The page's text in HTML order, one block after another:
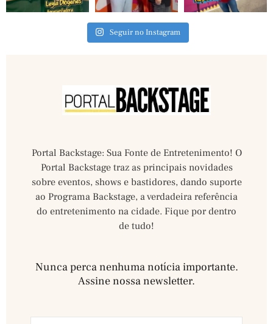
Seguir no Instagram
Portal Backstage: Sua Fonte de Entretenimento! O
Portal Backstage traz as principais novidades
sobre eventos, shows e bastidores, dando suporte
ao Programa Backstage, a verdadeira referência
do entretenimento na cidade. Fique por dentro
de tudo!
Nunca perca nenhuma notícia importante.
Assine nossa newsletter.​